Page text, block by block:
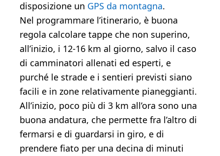
disposizione un GPS da montagna.
Nel programmare l’itinerario, è buona
regola calcolare tappe che non superino,
all’inizio, i 12-16 km al giorno, salvo il caso
di camminatori allenati ed esperti, e
purché le strade e i sentieri previsti siano
facili e in zone relativamente pianeggianti.
All’inizio, poco più di 3 km all’ora sono una
buona andatura, che permette fra l’altro di
fermarsi e di guardarsi in giro, e di
prendere fiato per una decina di minuti